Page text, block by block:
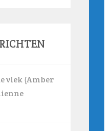
vlek (Amber